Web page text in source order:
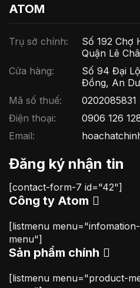
ATOM
Trụ sở chính:
Số 192 Chợ
Quận Lê
Cửa hàng:
Số 94 Đại
Đồng, An
Mã số thuế:
0202085831
Điện thoại:
0906 126
Email:
Đăng ký nhận tin
[contact-form-7 id="42"]
Công ty Atom
[listmenu
menu"]
Sản phẩm chính
[listmenu menu="product-